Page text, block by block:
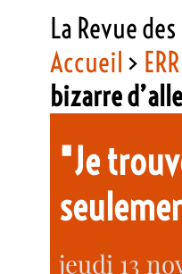
La Revue
Accueil > ERR
bizarre
"Je
jeudi 13